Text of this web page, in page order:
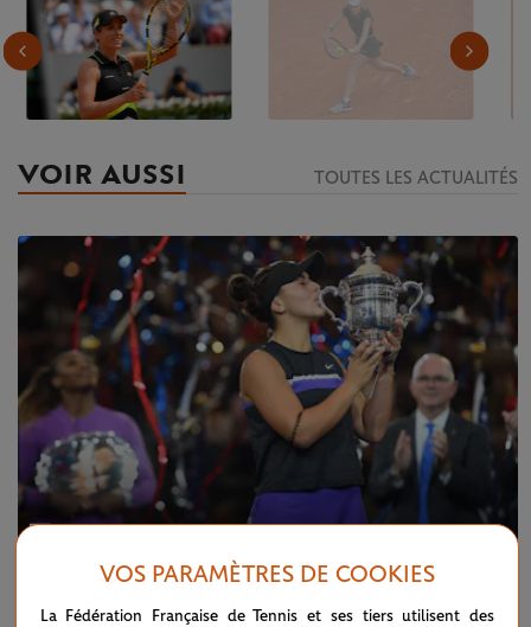
VOIR AUSSI TOUTES LES ACTUALITÉS
VOS PARAMÈTRES DE COOKIES
La Fédération Française de Tennis et ses tiers utilisent des